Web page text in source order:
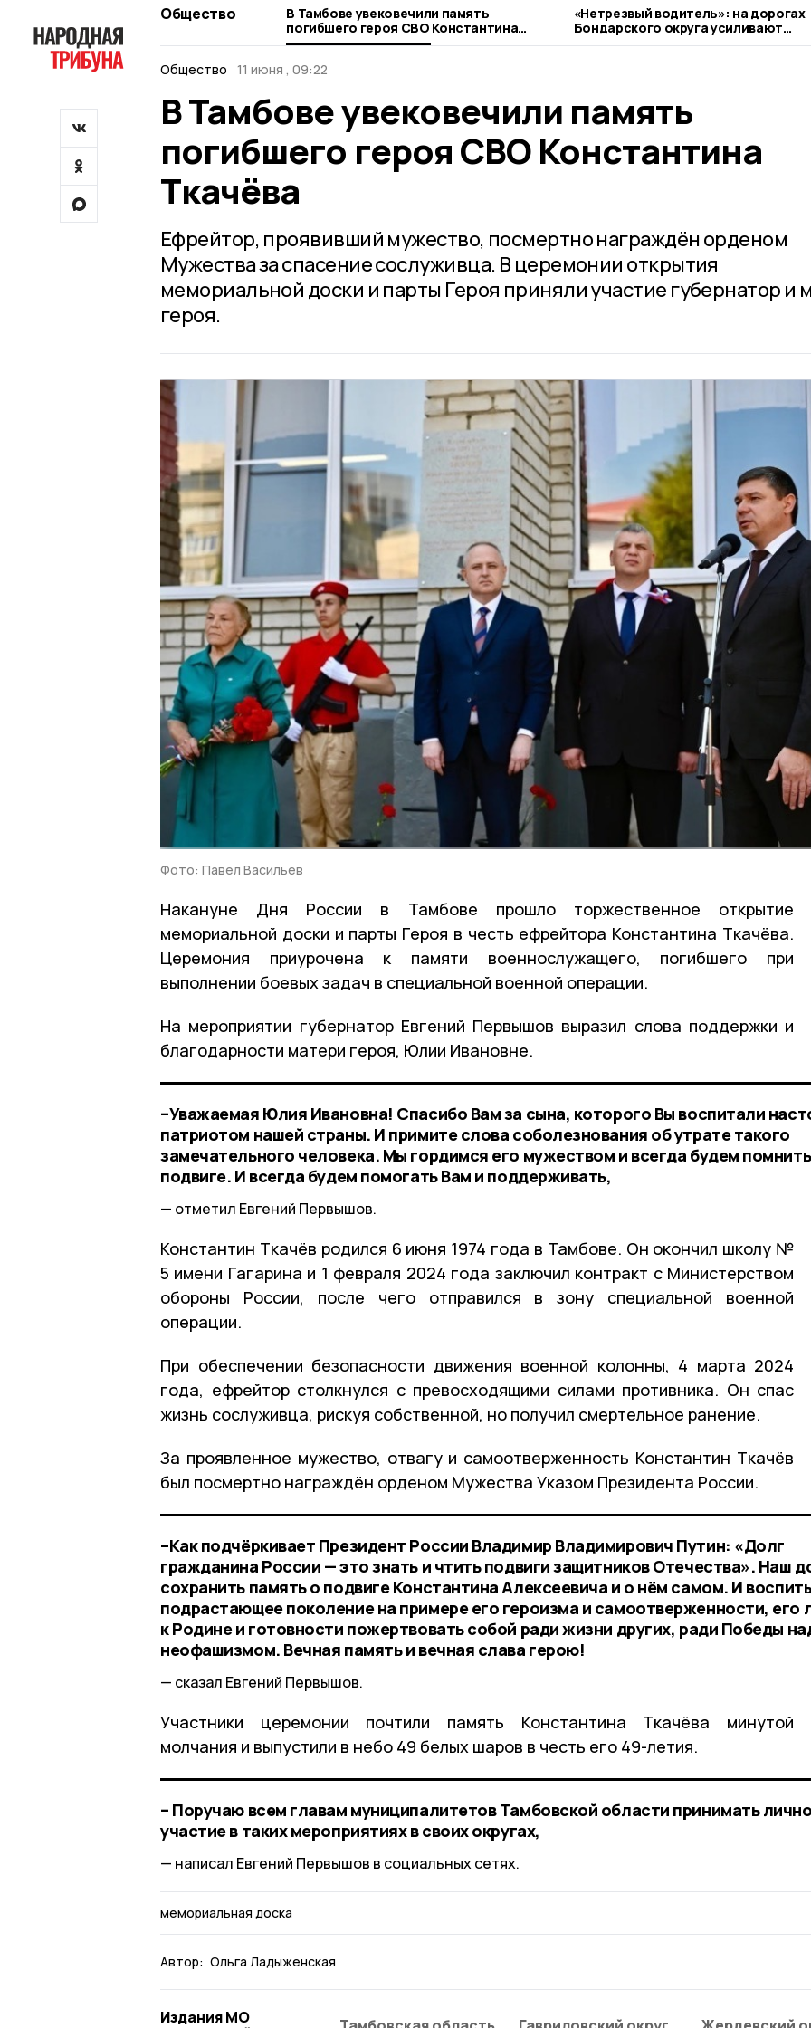
Общество
В Тамбове увековечили память
погибшего героя СВО Константина
Ткачёва
«Нетрезвый водитель»: на дорогах
Бондарского округа усиливают
контроль
Общество
11 июня , 09:22
В Тамбове увековечили память
погибшего героя СВО Константина
Ткачёва
Ефрейтор, проявивший мужество, посмертно награждён орденом
Мужества за спасение сослуживца. В церемонии открытия
мемориальной доски и парты Героя приняли участие губернатор и
героя.
Фото: Павел Васильев
Накануне Дня России в Тамбове прошло торжественное открытие
мемориальной доски и парты Героя в честь ефрейтора Константина Ткачёва.
Церемония приурочена к памяти военнослужащего, погибшего при
выполнении боевых задач в специальной военной операции.
На мероприятии губернатор Евгений Первышов выразил слова поддержки и
благодарности матери героя, Юлии Ивановне.
–Уважаемая Юлия Ивановна! Спасибо Вам за сына, которого Вы воспитали
патриотом нашей страны. И примите слова соболезнования об утрате такого
замечательного человека. Мы гордимся его мужеством и всегда будем
подвиге. И всегда будем помогать Вам и поддерживать,
отметил Евгений Первышов.
Константин Ткачёв родился 6 июня 1974 года в Тамбове. Он окончил школу №
5 имени Гагарина и 1 февраля 2024 года заключил контракт с Министерством
обороны России, после чего отправился в зону специальной военной
операции.
При обеспечении безопасности движения военной колонны, 4 марта 2024
года, ефрейтор столкнулся с превосходящими силами противника. Он спас
жизнь сослуживца, рискуя собственной, но получил смертельное ранение.
За проявленное мужество, отвагу и самоотверженность Константин Ткачёв
был посмертно награждён орденом Мужества Указом Президента России.
–Как подчёркивает Президент России Владимир Владимирович Путин: «Долг
гражданина России — это знать и чтить подвиги защитников Отечества». Наш
сохранить память о подвиге Константина Алексеевича и о нём самом. И
подрастающее поколение на примере его героизма и самоотверженности, его
к Родине и готовности пожертвовать собой ради жизни других, ради Победы
неофашизмом. Вечная память и вечная слава герою!
сказал Евгений Первышов.
Участники церемонии почтили память Константина Ткачёва минутой
молчания и выпустили в небо 49 белых шаров в честь его 49-летия.
– Поручаю всем главам муниципалитетов Тамбовской области принимать
участие в таких мероприятиях в своих округах,
написал Евгений Первышов в социальных сетях.
мемориальная доска
Автор: Ольга Ладыженская
Издания МО